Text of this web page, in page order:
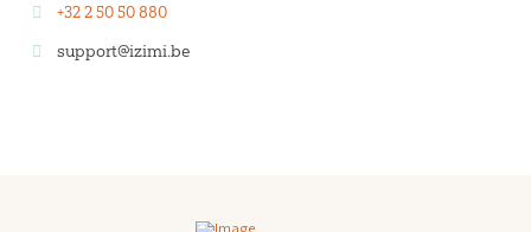
+32 2 50 50 880
support@izimi.be